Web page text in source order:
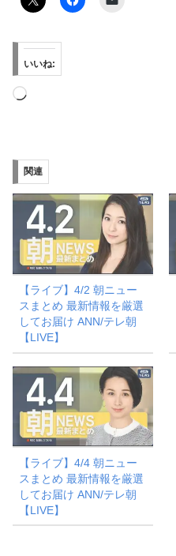
いいね:
読
み
中…
関連
【ライブ】4/2 朝ニュー
スまとめ 最新情報を厳選
してお届け ANN/テレ朝
【LIVE】
【ライブ】4/4 朝ニュー
スまとめ 最新情報を厳選
してお届け ANN/テレ朝
【LIVE】